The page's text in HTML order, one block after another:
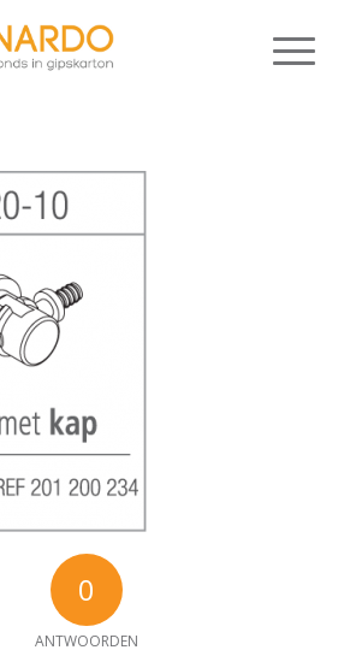
0
ANTWOORDEN